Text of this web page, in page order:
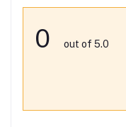
0 out of 5.0